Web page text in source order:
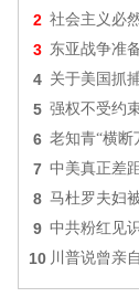
2 社会主义必
3 东亚战争准
4 关于美国抓
5 强权不受约
6 老知青“横断
7 中美真正差
8 马杜罗夫妇
9 中共粉红见
10 川普说曾亲